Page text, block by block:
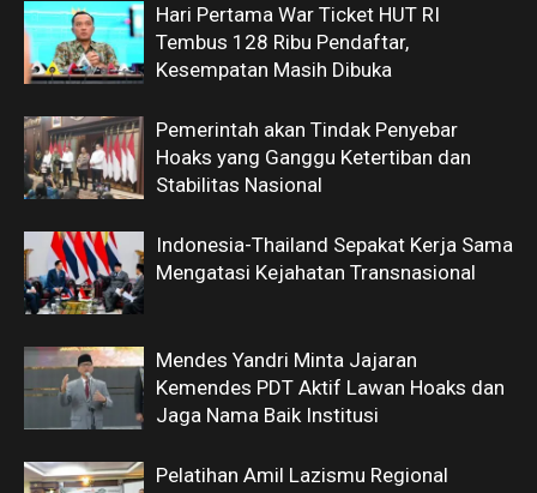
Hari Pertama War Ticket HUT RI
Tembus 128 Ribu Pendaftar,
Kesempatan Masih Dibuka
Pemerintah akan Tindak Penyebar
Hoaks yang Ganggu Ketertiban dan
Stabilitas Nasional
Indonesia-Thailand Sepakat Kerja Sama
Mengatasi Kejahatan Transnasional
Mendes Yandri Minta Jajaran
Kemendes PDT Aktif Lawan Hoaks dan
Jaga Nama Baik Institusi
Pelatihan Amil Lazismu Regional